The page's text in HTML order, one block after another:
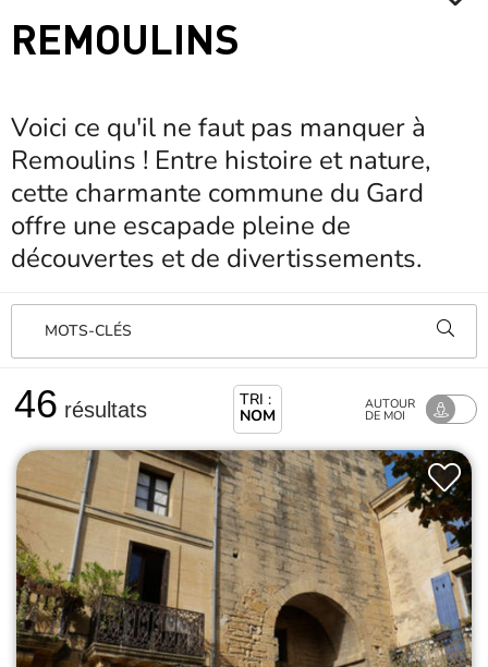
REMOULINS
Voici ce qu'il ne faut pas manquer à
Remoulins ! Entre histoire et nature,
cette charmante commune du Gard
offre une escapade pleine de
découvertes et de divertissements.
MOTS-CLÉS
46 résultats TRI :
NOM
AUTOUR
DE MOI